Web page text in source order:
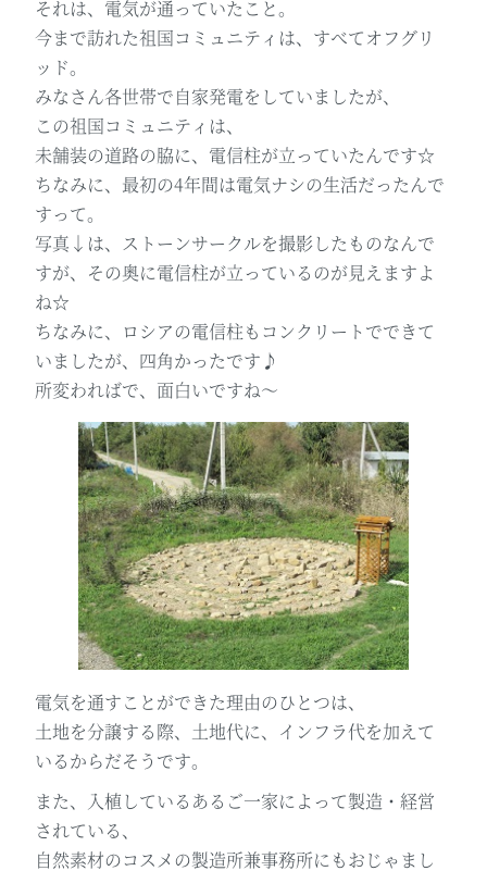
それは、電気が通っていたこと。
今まで訪れた祖国コミュニティは、すべてオフグリ
ッド。
みなさん各世帯で自家発電をしていましたが、
この祖国コミュニティは、
未舗装の道路の脇に、電信柱が立っていたんです☆
ちなみに、最初の4年間は電気ナシの生活だったんで
すって。
写真↓は、ストーンサークルを撮影したものなんで
すが、その奥に電信柱が立っているのが見えますよ
ね☆
ちなみに、ロシアの電信柱もコンクリートでできて
いましたが、四角かったです♪
所変わればで、面白いですね～
電気を通すことができた理由のひとつは、
土地を分譲する際、土地代に、インフラ代を加えて
いるからだそうです。
また、入植しているあるご一家によって製造・経営
されている、
自然素材のコスメの製造所兼事務所にもおじゃまし